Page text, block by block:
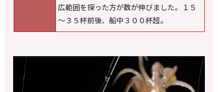
広範囲を探った方が数が伸びました。１５
～３５杯前後、船中３００杯超。